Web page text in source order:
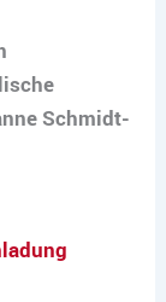
Schmidt-